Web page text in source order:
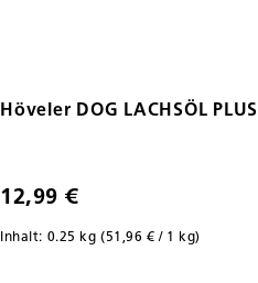
Höveler DOG LACHSÖL PLUS
12,99 €
Inhalt: 0.25 kg(51,96 € / 1 kg)